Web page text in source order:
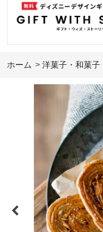
ホーム > 洋菓子・和菓子